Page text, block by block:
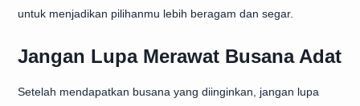
untuk menjadikan pilihanmu lebih beragam dan segar.
Jangan Lupa Merawat Busana Adat
Setelah mendapatkan busana yang diinginkan, jangan lupa